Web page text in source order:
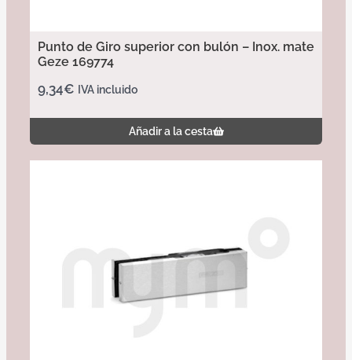
Punto de Giro superior con bulón – Inox. mate
Geze 169774
9,34€ IVA incluido
Añadir a la cesta